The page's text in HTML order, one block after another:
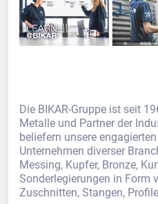
Die BIKAR-Gruppe ist seit
Metalle und Partner der
beliefern unsere
Unternehmen diverser
Messing, Kupfer, Bronze,
Sonderlegierungen in Form
Zuschnitten, Stangen,